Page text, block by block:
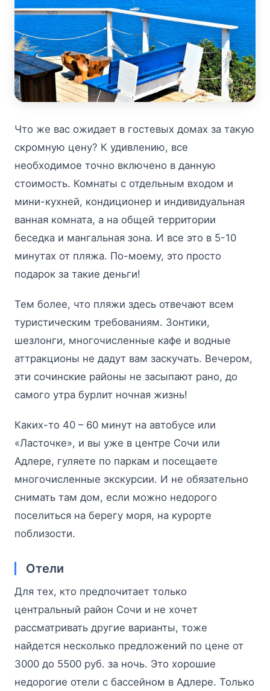
Что же вас ожидает в гостевых домах за такую
скромную цену? К удивлению, все
необходимое точно включено в данную
стоимость. Комнаты с отдельным входом и
мини-кухней, кондиционер и индивидуальная
ванная комната, а на общей территории
беседка и мангальная зона. И все это в 5-10
минутах от пляжа. По-моему, это просто
подарок за такие деньги!
Тем более, что пляжи здесь отвечают всем
туристическим требованиям. Зонтики,
шезлонги, многочисленные кафе и водные
аттракционы не дадут вам заскучать. Вечером,
эти сочинские районы не засыпают рано, до
самого утра бурлит ночная жизнь!
Каких-то 40 – 60 минут на автобусе или
«Ласточке», и вы уже в центре Сочи или
Адлере, гуляете по паркам и посещаете
многочисленные экскурсии. И не обязательно
снимать там дом, если можно недорого
поселиться на берегу моря, на курорте
поблизости.
Отели
Для тех, кто предпочитает только
центральный район Сочи и не хочет
рассматривать другие варианты, тоже
найдется несколько предложений по цене от
3000 до 5500 руб. за ночь. Это хорошие
недорогие отели с бассейном в Адлере. Только